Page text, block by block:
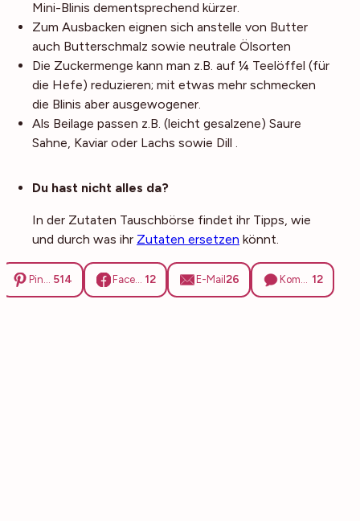
Mini-Blinis dementsprechend kürzer.
Zum Ausbacken eignen sich anstelle von Butter
auch Butterschmalz sowie neutrale Ölsorten
Die Zuckermenge kann man z.B. auf ¼ Teelöffel (für
die Hefe) reduzieren; mit etwas mehr schmecken
die Blinis aber ausgewogener.
Als Beilage passen z.B. (leicht gesalzene) Saure
Sahne, Kaviar oder Lachs sowie Dill .
Du hast nicht alles da?
In der Zutaten Tauschbörse findet ihr Tipps, wie
und durch was ihr Zutaten ersetzen könnt.
514 12 E-Mail26 12